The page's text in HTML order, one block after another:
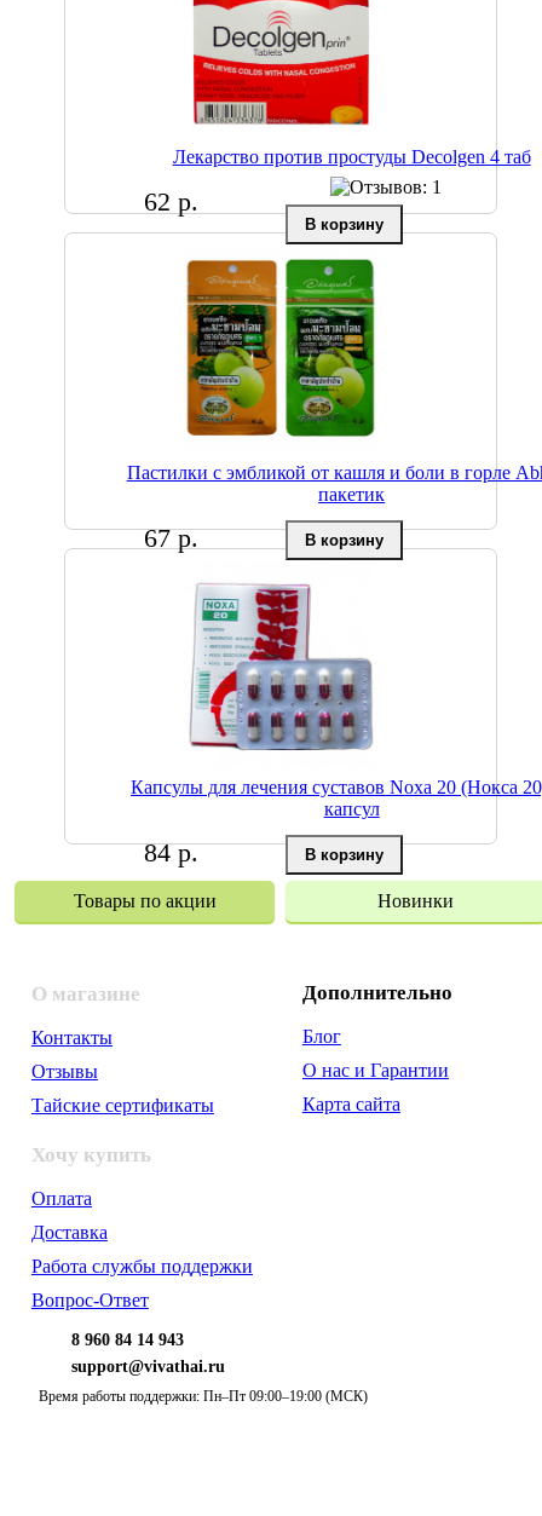
Лекарство против простуды Decolgen 4 таб
62 р.
Пастилки с эмбликой от кашля и боли в горле
пакетик
67 р.
Капсулы для лечения суставов Noxa 20 (Нокса
капсул
84 р.
Товары по акции Новинки
О магазине
Контакты
Отзывы
Тайские сертификаты
Хочу купить
Оплата
Доставка
Работа службы поддержки
Вопрос-Ответ
Дополнительно
Блог
О нас и Гарантии
Карта сайта
8 960 84 14 943
support@vivathai.ru
Время работы поддержки: Пн–Пт 09:00–19:00 (МСК)